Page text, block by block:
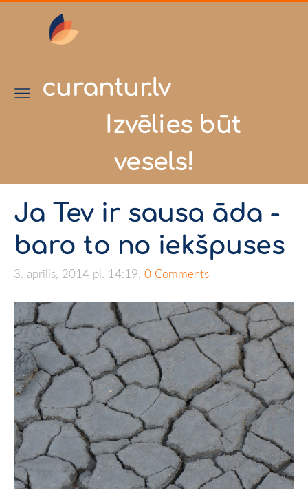
curantur.lv
Izvēlies būt
vesels!
Ja Tev ir sausa āda -
baro to no iekšpuses
3. aprīlis, 2014 pl. 14:19, 0 Comments